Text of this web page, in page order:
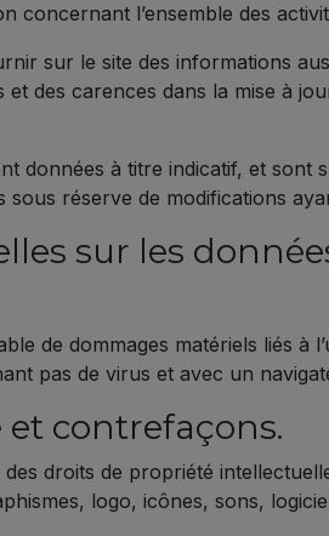
l’ensemble des
sur le site des informations
des carences dans la mise à
données à titre indicatif, et sont
réserve de modifications
sur les
de dommages matériels liés à
pas de virus et avec un
contrefaçons.
droits de propriété
logo, icônes, sons,